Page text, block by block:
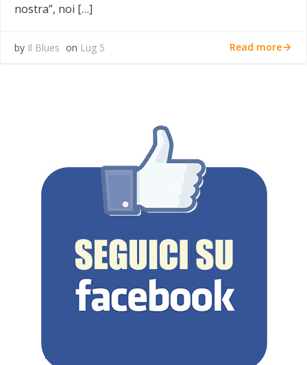
nostra”, noi […]
by Il Blues on Lug 5 Read more